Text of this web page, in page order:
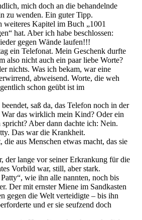
mich doch an die behandelnde
zu wenden. Ein guter Tipp.
weiteres Kapitel im Buch „1001
hat. Aber ich habe beschlossen:
gegen Wände laufen!!!
ein Telefonat. Mein Geschenk durfte
also nicht auch ein paar liebe Worte?
nichts. Was ich bekam, war eine
abweisend. Worte, die weh
schon geübt ist im
saß da, das Telefon noch in der
das wirklich mein Kind? Oder ein
Aber dann dachte ich: Nein.
Das war die Krankheit.
aus Menschen etwas macht, das sie
der lange vor seiner Erkrankung für die
Vorbild war, still, aber stark.
wie ihn alle nannten, noch bis
Der mit ernster Miene im Sandkasten
gegen die Welt verteidigte – bis ihn
und er sie seufzend doch